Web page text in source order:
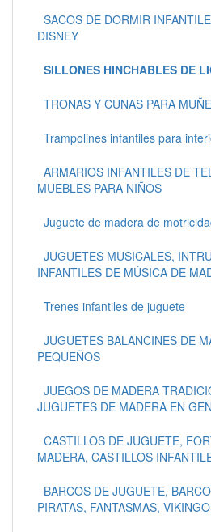
SACOS DE DORMIR
DISNEY
SILLONES HINCHABLES DE
TRONAS Y CUNAS PARA
Trampolines infantiles para
ARMARIOS INFANTILES DE
MUEBLES PARA NIÑOS
Juguete de madera de
JUGUETES MUSICALES,
INFANTILES DE MÚSICA DE
Trenes infantiles de juguete
JUGUETES BALANCINES DE
PEQUEÑOS
JUEGOS DE MADERA
JUGUETES DE MADERA EN
CASTILLOS DE JUGUETE,
MADERA, CASTILLOS
BARCOS DE JUGUETE,
PIRATAS, FANTASMAS,